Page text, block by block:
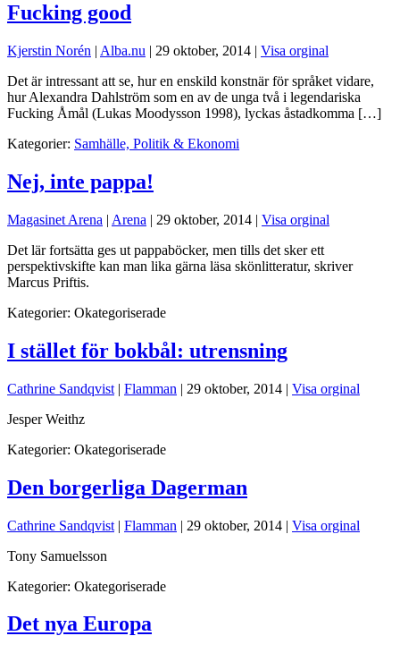
Fucking good
Kjerstin Norén | Alba.nu | 29 oktober, 2014 | Visa orginal
Det är intressant att se, hur en enskild konstnär för språket vidare,
hur Alexandra Dahlström som en av de unga två i legendariska
Fucking Åmål (Lukas Moodysson 1998), lyckas åstadkomma […]
Kategorier: Samhälle, Politik & Ekonomi
Nej, inte pappa!
Magasinet Arena | Arena | 29 oktober, 2014 | Visa orginal
Det lär fortsätta ges ut pappaböcker, men tills det sker ett
perspektivskifte kan man lika gärna läsa skönlitteratur, skriver
Marcus Priftis.
Kategorier: Okategoriserade
I stället för bokbål: utrensning
Cathrine Sandqvist | Flamman | 29 oktober, 2014 | Visa orginal
Jesper Weithz
Kategorier: Okategoriserade
Den borgerliga Dagerman
Cathrine Sandqvist | Flamman | 29 oktober, 2014 | Visa orginal
Tony Samuelsson
Kategorier: Okategoriserade
Det nya Europa